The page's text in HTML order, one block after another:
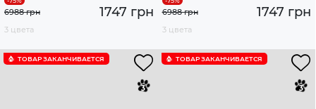
1747 грн
6988 грн
3 цвета
1747 грн
6988 грн
3 цвета
ТОВАР ЗАКАНЧИВАЕТСЯ ТОВАР ЗАКАНЧИВАЕТСЯ